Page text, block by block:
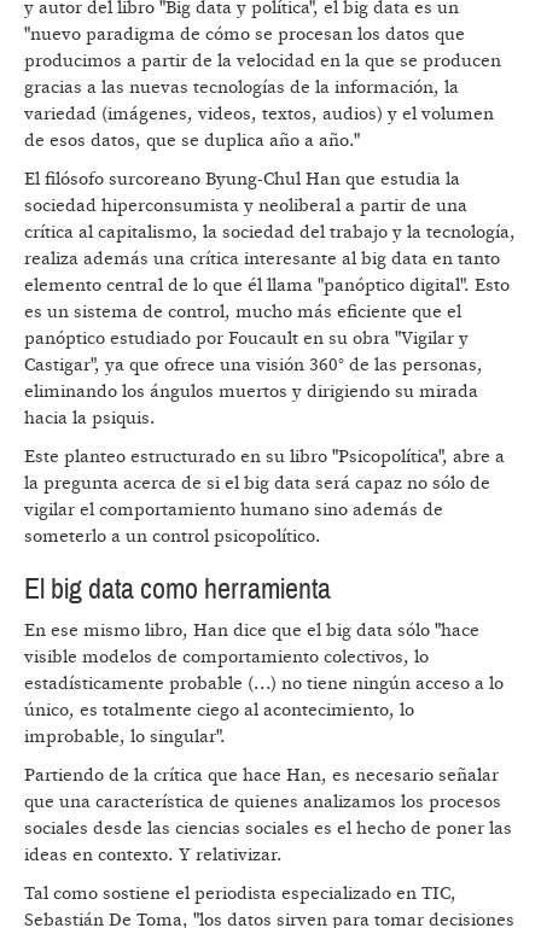
y autor del libro "Big data y política", el big data es un
"nuevo paradigma de cómo se procesan los datos que
producimos a partir de la velocidad en la que se producen
gracias a las nuevas tecnologías de la información, la
variedad (imágenes, videos, textos, audios) y el volumen
de esos datos, que se duplica año a año."
El filósofo surcoreano Byung-Chul Han que estudia la
sociedad hiperconsumista y neoliberal a partir de una
crítica al capitalismo, la sociedad del trabajo y la tecnología,
realiza además una crítica interesante al big data en tanto
elemento central de lo que él llama "panóptico digital". Esto
es un sistema de control, mucho más eficiente que el
panóptico estudiado por Foucault en su obra "Vigilar y
Castigar", ya que ofrece una visión 360° de las personas,
eliminando los ángulos muertos y dirigiendo su mirada
hacia la psiquis.
Este planteo estructurado en su libro "Psicopolítica", abre a
la pregunta acerca de si el big data será capaz no sólo de
vigilar el comportamiento humano sino además de
someterlo a un control psicopolítico.
El big data como herramienta
En ese mismo libro, Han dice que el big data sólo "hace
visible modelos de comportamiento colectivos, lo
estadísticamente probable (...) no tiene ningún acceso a lo
único, es totalmente ciego al acontecimiento, lo
improbable, lo singular".
Partiendo de la crítica que hace Han, es necesario señalar
que una característica de quienes analizamos los procesos
sociales desde las ciencias sociales es el hecho de poner las
ideas en contexto. Y relativizar.
Tal como sostiene el periodista especializado en TIC,
Sebastián De Toma, "los datos sirven para tomar decisiones